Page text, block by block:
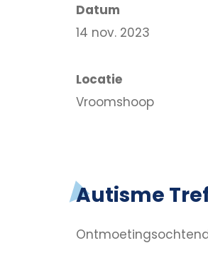
Datum
14 nov. 2023
Locatie
Vroomshoop
Autisme